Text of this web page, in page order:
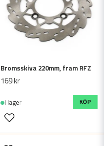
Bromsskiva 220mm, fram RFZ
169 kr
I lager KÖP